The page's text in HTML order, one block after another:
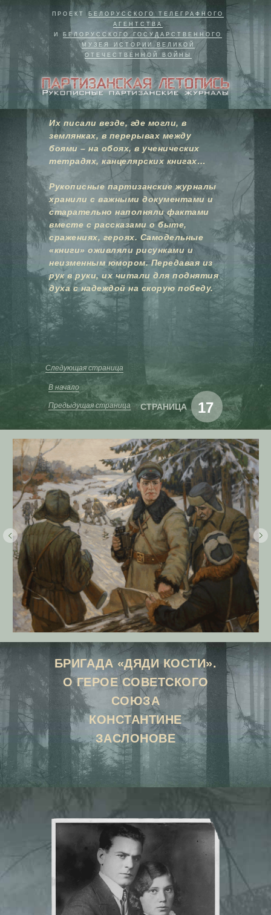
ПРОЕКТ БЕЛОРУССКОГО ТЕЛЕГРАФНОГО
АГЕНТСТВА
И БЕЛОРУССКОГО ГОСУДАРСТВЕННОГО
МУЗЕЯ ИСТОРИИ ВЕЛИКОЙ
ОТЕЧЕСТВЕННОЙ ВОЙНЫ
17
СТРАНИЦА
Их писали везде, где могли, в
землянках, в перерывах между
боями – на обоях, в ученических
тетрадях, канцелярских книгах…
Рукописные партизанские журналы
хранили с важными документами и
старательно наполняли фактами
вместе с рассказами о быте,
сражениях, героях. Самодельные
«книги» оживляли рисунками и
неизменным юмором. Передавая из
рук в руки, их читали для поднятия
духа с надеждой на скорую победу.
Предыдущая страница
В начало
Следующая страница
БРИГАДА «ДЯДИ КОСТИ».
О ГЕРОЕ СОВЕТСКОГО
СОЮЗА
КОНСТАНТИНЕ
ЗАСЛОНОВЕ